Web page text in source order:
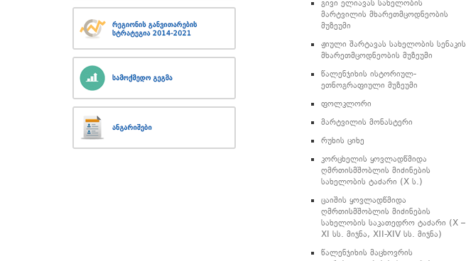
გივი ელიავას სახელობის
მარტვილის მხარეთმცოდნეობის
მუზეუმი
ჟიული შარტავას სახელობის სენაკის
მხარეთმცოდნეობის მუზეუმი
წალენჯიხის ისტორიულ-
ეთნოგრაფიული მუზეუმი
ფოლკლორი
მარტვილის მონასტერი
რუხის ციხე
კორცხელის ყოვლადწმიდა
ღმრთისმშობლის მიძინების
სახელობის ტაძარი (X ს.)
ცაიშის ყოვლადწმიდა
ღმრთისმშობლის მიძინების
სახელობის საკათედრო ტაძარი (X –
XI სს. მიჯნა, XII-XIV სს. მიჯნა)
წალენჯიხის მაცხოვრის